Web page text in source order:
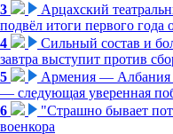
3
Арцахский
подвёл итоги первого года
4
Сильный состав и
завтра выступит против
5
Армения — Албания
— следующая уверенная
6
"Страшно бывает
военкора